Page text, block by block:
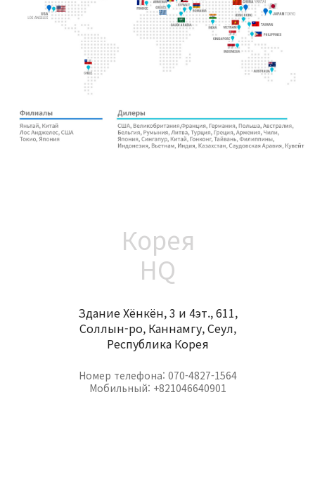
Корея
HQ
Здание Хёнкён, 3 и 4эт., 611,
Соллын-ро, Каннамгу, Сеул,
Республика Корея
Номер телефона: 070-4827-1564
Мобильный: +821046640901